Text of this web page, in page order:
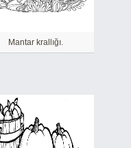
Mantar krallığı.